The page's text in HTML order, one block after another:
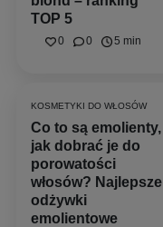
TOP 5
0 0 5 min
KOSMETYKI DO WŁOSÓW
Co to są emolienty,
jak dobrać je do
porowatości
włosów? Najlepsze
odżywki
emolientowe